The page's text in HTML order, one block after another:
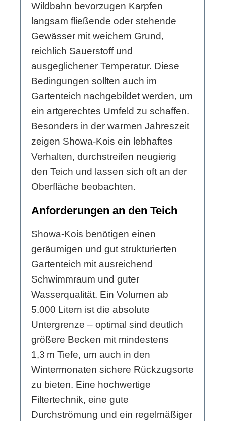
Wildbahn bevorzugen Karpfen
langsam fließende oder stehende
Gewässer mit weichem Grund,
reichlich Sauerstoff und
ausgeglichener Temperatur. Diese
Bedingungen sollten auch im
Gartenteich nachgebildet werden, um
ein artgerechtes Umfeld zu schaffen.
Besonders in der warmen Jahreszeit
zeigen Showa-Kois ein lebhaftes
Verhalten, durchstreifen neugierig
den Teich und lassen sich oft an der
Oberfläche beobachten.
Anforderungen an den Teich
Showa-Kois benötigen einen
geräumigen und gut strukturierten
Gartenteich mit ausreichend
Schwimmraum und guter
Wasserqualität. Ein Volumen ab
5.000 Litern ist die absolute
Untergrenze – optimal sind deutlich
größere Becken mit mindestens
1,3 m Tiefe, um auch in den
Wintermonaten sichere Rückzugsorte
zu bieten. Eine hochwertige
Filtertechnik, eine gute
Durchströmung und ein regelmäßiger